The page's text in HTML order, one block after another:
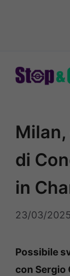
di
in
23/03/2025
Possibile
con Sergio